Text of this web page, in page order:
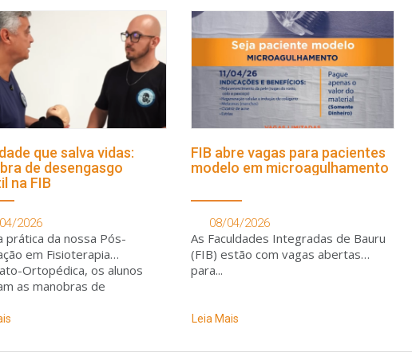
que salva vidas:
de desengasgo
na FIB
2026
prática da nossa Pós-
em Fisioterapia
Ortopédica, os alunos
as manobras de
técnico se transforme
FIB abre vagas para pacientes
modelo em microagulhamento
08/04/2026
As Faculdades Integradas de Bauru
(FIB) estão com vagas abertas
para...
Leia Mais